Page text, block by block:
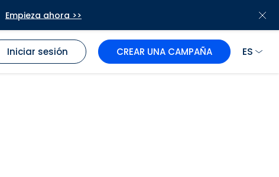
Empieza ahora >>
Iniciar sesión CREAR UNA CAMPAÑA ES